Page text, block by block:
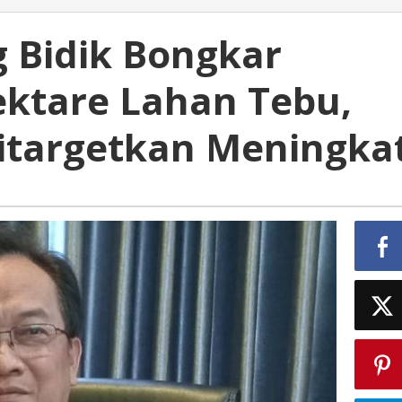
Bidik Bongkar
Lahan Tebu,